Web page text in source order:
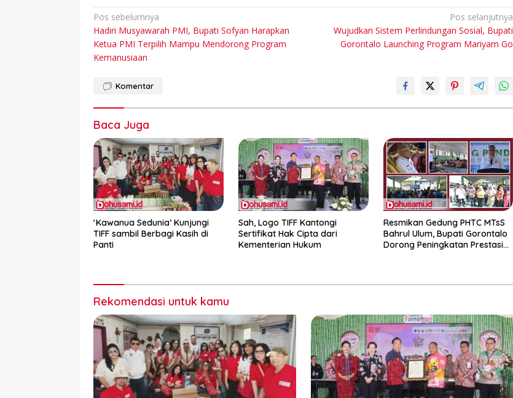
Navigasi
pos
Pos sebelumnya
Hadiri Musyawarah PMI, Bupati Sofyan Harapkan
Ketua PMI Terpilih Mampu Mendorong Program
Kemanusiaan
Pos selanjutnya
Wujudkan Sistem Perlindungan Sosial, Bupati
Gorontalo Launching Program Mariyam Go
Komentar
Baca Juga
‘Kawanua Sedunia’ Kunjungi
TIFF sambil Berbagi Kasih di
Panti
Sah, Logo TIFF Kantongi
Sertifikat Hak Cipta dari
Kementerian Hukum
Resmikan Gedung PHTC MTsS
Bahrul Ulum, Bupati Gorontalo
Dorong Peningkatan Prestasi
Rekomendasi untuk kamu